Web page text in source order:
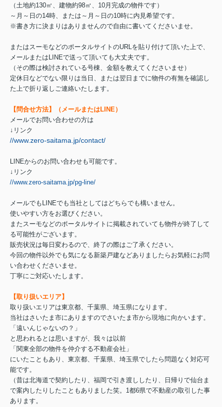
（土地約130㎡、建物約98㎡、10月完成の物件です）
～月～日の14時、または～月～日の10時に内見希望です。
※書き方に決まりはありませんので自由に書いてくださいませ。
またはスーモなどのポータルサイトのURLを貼り付けて頂いた上で、
メールまたはLINEで送って頂いても大丈夫です。
（その際は検討されている号棟、金額を教えてくださいませ）
定休日などでない限りは当日、または翌日までに物件の有無を確認し
た上で折り返しご連絡いたします。
【問合せ方法】（メールまたはLINE）
メールでお問い合わせの方は
↓リンク
//www.zero-saitama.jp/contact/
LINEからのお問い合わせも可能です。
↓リンク
//www.zero-saitama.jp/pg-line/
メールでもLINEでも当社としてはどちらでも構いません。
使いやすい方をお選びください。
またスーモなどのポータルサイトに掲載されていても物件が終了して
る可能性がございます。
販売状況は毎日変わるので、終了の際はご了承ください。
今回の物件以外でも気になる新築戸建などありましたらお気軽にお問
い合わせくださいませ。
丁寧にご対応いたします。
【取り扱いエリア】
取り扱いエリアは東京都、千葉県、埼玉県になります。
当社はさいたま市にありますのでさいたま市から現地に向かいます。
「遠いんじゃないの？」
と思われるとは思いますが、我々は以前
「関東全部の物件を仲介する不動産会社」
にいたこともあり、東京都、千葉県、埼玉県でしたら問題なく対応可
能です。
（昔は北海道で契約したり、福岡で引き渡ししたり、日帰りで仙台ま
で案内したりしたこともありました笑。1都6県で不動産の取引した事
あります。